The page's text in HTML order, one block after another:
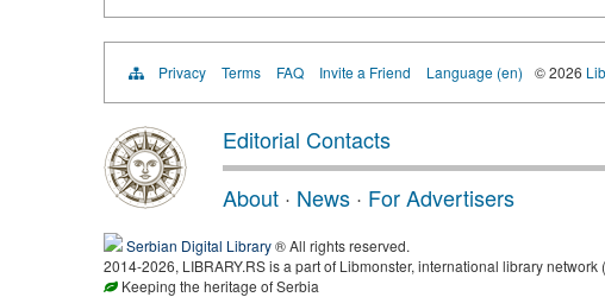
Privacy Terms FAQ Invite a Friend Language (en) © 2026
Editorial Contacts
About · News · For Advertisers
Serbian Digital Library® All rights reserved.
2014-2026, LIBRARY.RS is a part of Libmonster, international library network (
Keeping the heritage of Serbia